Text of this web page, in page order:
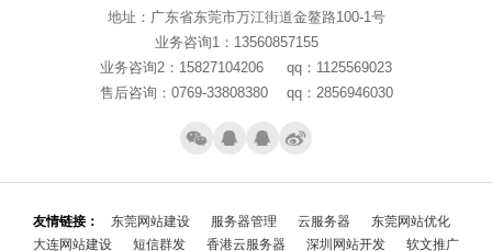
地址：广东省东莞市万江街道金鳌路100-1号
业务咨询1：13560857155
业务咨询2：15827104206 qq：1125569023
售后咨询：0769-33808380 qq：2856946030
友情链接： 东莞网站建设 服务器管理 云服务器
东莞网站优化
大连网站建设
短信群发 香港云服务器 深圳网站开发 软文推广